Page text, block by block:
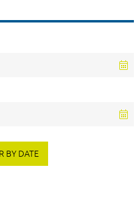
BY DATE